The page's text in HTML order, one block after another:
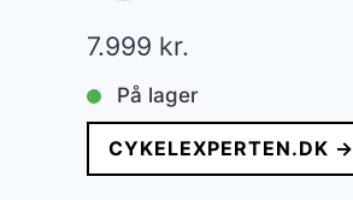
7.999 kr.
På lager
CYKELEXPERTEN.DK →